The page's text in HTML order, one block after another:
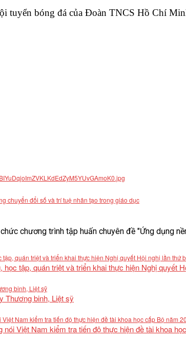
tuyển bóng đá của Đoàn TNCS Hồ Chí
chuyển đổi số và trí tuệ nhân tạo trong giáo dục
chương trình tập huấn chuyên đề "Ứng dụng
học tập, quán triệt và triển khai thực hiện Nghị quyết
Thương binh, Liệt sỹ
nói Việt Nam kiểm tra tiến độ thực hiện đề tài khoa